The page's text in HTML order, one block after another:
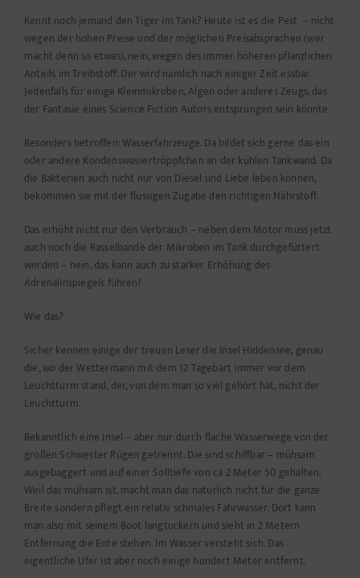
Kennt noch jemand den Tiger im Tank? Heute ist es die Pest – nicht
wegen der hohen Preise und der möglichen Preisabsprachen (wer
macht denn so etwas), nein, wegen des immer höheren pflanzlichen
Anteils im Treibstoff. Der wird nämlich nach einiger Zeit essbar.
Jedenfalls für einige Kleinmikroben, Algen oder anderes Zeugs, das
der Fantasie eines Science Fiction Autors entsprungen sein könnte.
Besonders betroffen: Wasserfahrzeuge. Da bildet sich gerne das ein
oder andere Kondenswassertröppfchen an der kühlen Tankwand. Da
die Bakterien auch nicht nur von Diesel und Liebe leben können,
bekommen sie mit der flüssigen Zugabe den richtigen Nährstoff.
Das erhöht nicht nur den Verbrauch – neben dem Motor muss jetzt
auch noch die Rasselbande der Mikroben im Tank durchgefüttert
werden – nein, das kann auch zu starker Erhöhung des
Adrenalinspiegels führen!
Wie das?
Sicher kennen einige der treuen Leser die Insel Hiddensee, genau
die, wo der Wettermann mit dem 12 Tagebart immer vor dem
Leuchtturm stand, der, von dem man so viel gehört hat, nicht der
Leuchtturm.
Bekanntlich eine Insel – aber nur durch flache Wasserwege von der
großen Schwester Rügen getrennt. Die sind schiffbar – mühsam
ausgebaggert und auf einer Solltiefe von ca 2 Meter 50 gehalten.
Weil das mühsam ist, macht man das natürlich nicht für die ganze
Breite sondern pflegt ein relativ schmales Fahrwasser. Dort kann
man also mit seinem Boot langtuckern und sieht in 2 Metern
Entfernung die Ente stehen. Im Wasser versteht sich. Das
eigentliche Ufer ist aber noch einige hundert Meter entfernt.